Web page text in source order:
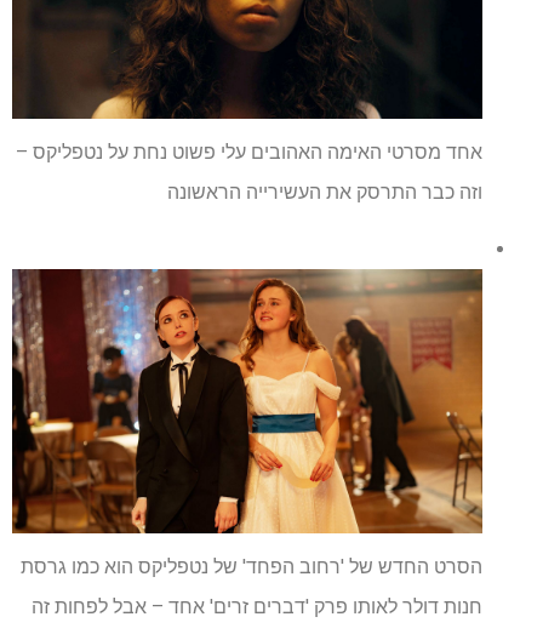
אחד מסרטי האימה האהובים עלי פשוט נחת על נטפליקס –
וזה כבר התרסק את העשירייה הראשונה
הסרט החדש של 'רחוב הפחד' של נטפליקס הוא כמו גרסת
חנות דולר לאותו פרק 'דברים זרים' אחד – אבל לפחות זה